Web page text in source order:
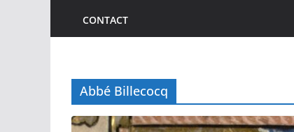
CONTACT
Abbé Billecocq